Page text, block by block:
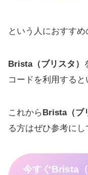
という人におすすめ
Brista（ブリスタ）
コードを利用すると
これからBrista（ブ
る方はぜひ参考にし
今すぐBrista（